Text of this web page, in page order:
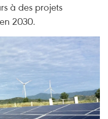
à des projets
2030.